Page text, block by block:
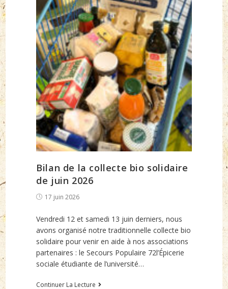
des
chefs
japonais
Bilan de la collecte bio solidaire
de juin 2026
Post17 juin 2026
Vendredi 12 et samedi 13 juin derniers, nous
avons organisé notre traditionnelle collecte bio
solidaire pour venir en aide à nos associations
partenaires : le Secours Populaire 72l’Épicerie
sociale étudiante de l’université…
Continuer La Lecture
Bilan